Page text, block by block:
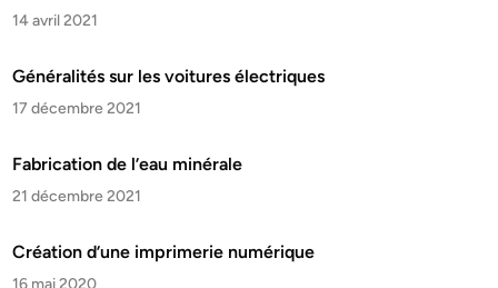
14 avril 2021
Généralités sur les voitures électriques
17 décembre 2021
Fabrication de l’eau minérale
21 décembre 2021
Création d’une imprimerie numérique
16 mai 2020